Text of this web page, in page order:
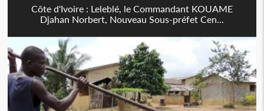
Côte d'Ivoire : Leleblé, le Commandant KOUAME
Djahan Norbert, Nouveau Sous-préfet Cen...